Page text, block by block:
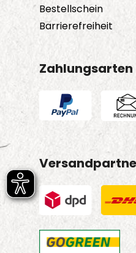
Bestellschein
Barrierefreiheit
Zahlungsarten